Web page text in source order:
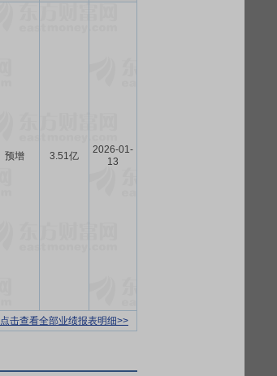
预增 3.51亿
2026-01-
13
点击查看全部业绩报表明细>>